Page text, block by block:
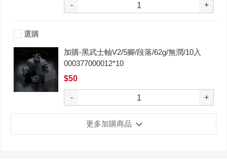
- +
選購
加購-黑武士軸V2/5腳/段落/62g/無潤/10入
000377000012*10
$50
- +
更多加購商品